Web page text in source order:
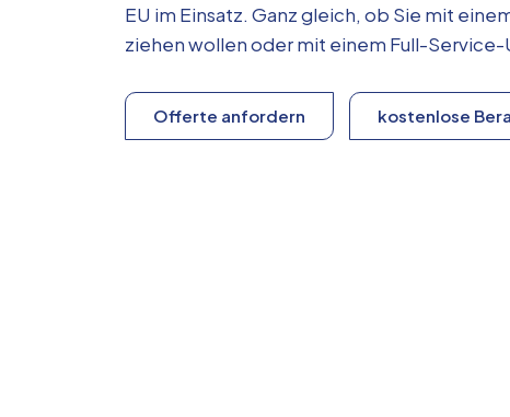
EU im Einsatz. Ganz gleich, ob Sie mit
ziehen wollen oder mit einem Full-Service-
Offerte anfordern kostenlose